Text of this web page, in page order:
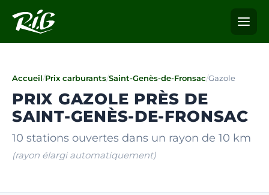
Accueil/Prix carburants/Saint-Genès-de-Fronsac/Gazole
PRIX GAZOLE PRÈS DE
SAINT-GENÈS-DE-FRONSAC
10 stations ouvertes dans un rayon de 10 km
(rayon élargi automatiquement)